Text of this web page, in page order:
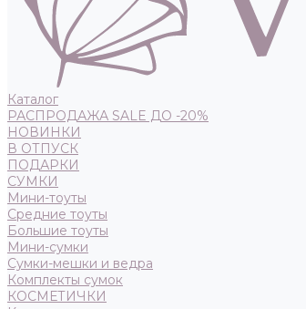
Каталог
РАСПРОДАЖА SALE ДО -20%
НОВИНКИ
В ОТПУСК
ПОДАРКИ
СУМКИ
Мини-тоуты
Средние тоуты
Большие тоуты
Мини-сумки
Сумки-мешки и ведра
Комплекты сумок
КОСМЕТИЧКИ